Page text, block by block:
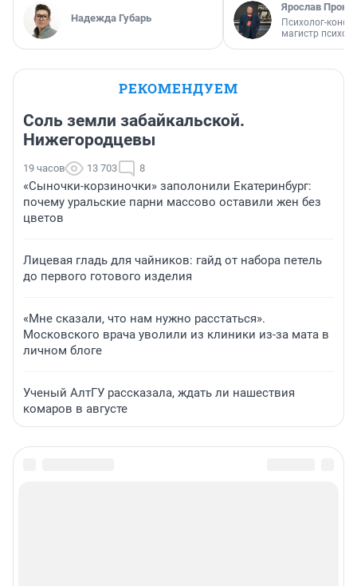
Надежда Губарь
Ярослав
Психолог-
магистр
РЕКОМЕНДУЕМ
Соль земли забайкальской.
Нижегородцевы
19 часов 13 703 8
«Сыночки-корзиночки» заполонили Екатеринбург:
почему уральские парни массово оставили жен без
цветов
Лицевая гладь для чайников: гайд от набора петель
до первого готового изделия
«Мне сказали, что нам нужно расстаться».
Московского врача уволили из клиники из-за мата в
личном блоге
Ученый АлтГУ рассказала, ждать ли нашествия
комаров в августе